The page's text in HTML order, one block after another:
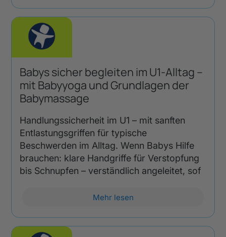
Babys sicher begleiten im U1-Alltag –
mit Babyyoga und Grundlagen der
Babymassage
Handlungssicherheit im U1 – mit sanften
Entlastungsgriffen für typische
Beschwerden im Alltag. Wenn Babys Hilfe
brauchen: klare Handgriffe für Verstopfung
bis Schnupfen – verständlich angeleitet, sof
Mehr lesen